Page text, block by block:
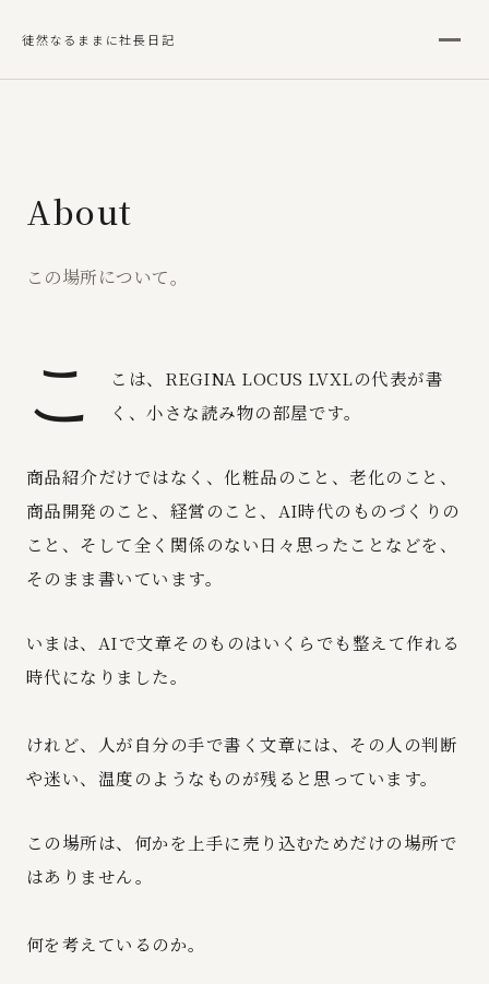
徒然なるままに社長日記
About
この場所について。
こ
こは、REGINA LOCUS LVXLの代表が書
く、小さな読み物の部屋です。
商品紹介だけではなく、化粧品のこと、老化のこと、
商品開発のこと、経営のこと、AI時代のものづくりの
こと、そして全く関係のない日々思ったことなどを、
そのまま書いています。
いまは、AIで文章そのものはいくらでも整えて作れる
時代になりました。
けれど、人が自分の手で書く文章には、その人の判断
や迷い、温度のようなものが残ると思っています。
この場所は、何かを上手に売り込むためだけの場所で
はありません。
何を考えているのか。